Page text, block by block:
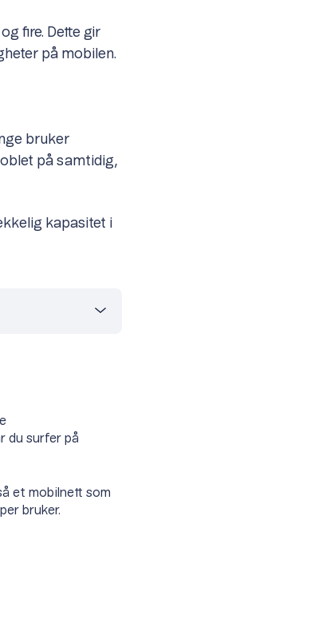
fire. Dette gir
på mobilen.
bruker
på samtidig,
kapasitet i
du surfer på
et mobilnett som
bruker.